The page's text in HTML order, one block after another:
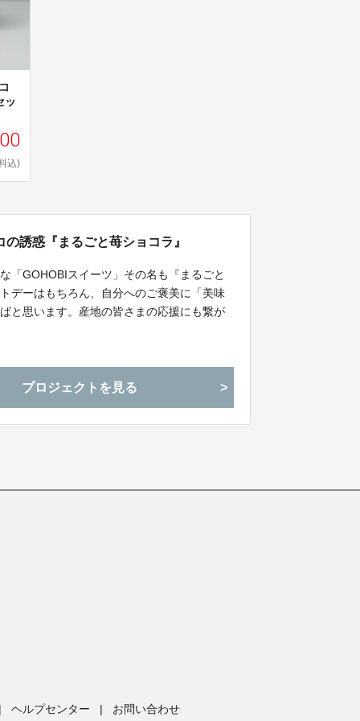
ッ
込)
誘惑『まるごと苺ショコラ』
「GOHOBIスイーツ」その名も『まるごと
デーはもちろん、自分へのご褒美に「美味
と思います。産地の皆さまの応援にも繋が
プロジェクトを見る
ヘルプセンター | お問い合わせ